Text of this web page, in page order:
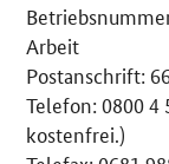
Arbeit
Postanschrift:
Telefon: 0800 4
kostenfrei.)